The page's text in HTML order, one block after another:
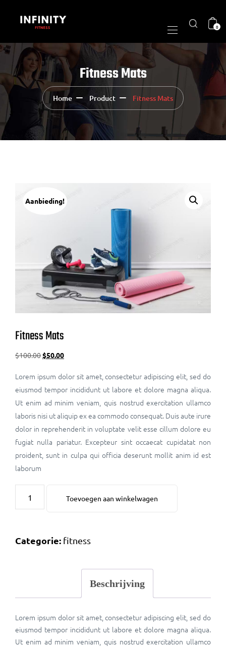
0
Fitness Mats
Home Product Fitness Mats
Aanbieding!
Fitness Mats
$100.00$50.00
Lorem ipsum dolor sit amet, consectetur adipiscing elit, sed do
eiusmod tempor incididunt ut labore et dolore magna aliqua.
Ut enim ad minim veniam, quis nostrud exercitation ullamco
laboris nisi ut aliquip ex ea commodo consequat. Duis aute irure
dolor in reprehenderit in voluptate velit esse cillum dolore eu
fugiat nulla pariatur. Excepteur sint occaecat cupidatat non
proident, sunt in culpa qui officia deserunt mollit anim id est
laborum
Toevoegen aan winkelwagen
Categorie: fitness
Beschrijving
Lorem ipsum dolor sit amet, consectetur adipiscing elit, sed do
eiusmod tempor incididunt ut labore et dolore magna aliqua.
Ut enim ad minim veniam, quis nostrud exercitation ullamco